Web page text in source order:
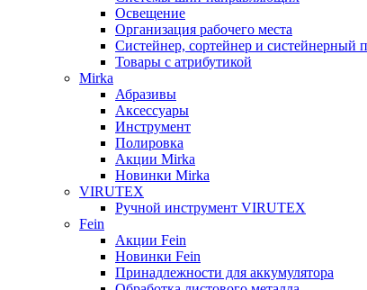
Освещение
Организация рабочего места
Систейнер, сортейнер и систейнерный
Товары с атрибутикой
Mirka
Абразивы
Аксессуары
Инструмент
Полировка
Акции Mirka
Новинки Mirka
VIRUTEX
Ручной инструмент VIRUTEX
Fein
Акции Fein
Новинки Fein
Принадлежности для аккумулятора